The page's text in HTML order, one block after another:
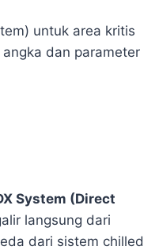
untuk area kritis
dan parameter
System (Direct
langsung dari
dari sistem chilled